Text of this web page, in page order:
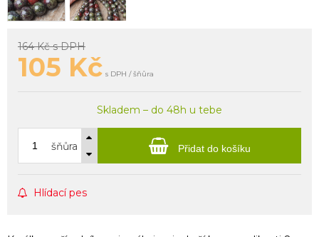
164 Kčs DPH
105 Kč s DPH / šňůra
Skladem – do 48h u tebe
šňůra Přidat do košíku
Hlídací pes